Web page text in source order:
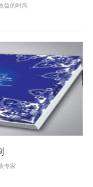
益的时尚
专家